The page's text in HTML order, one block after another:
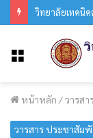
หน้าหลัก /วารส
วารสาร ประชาสัม